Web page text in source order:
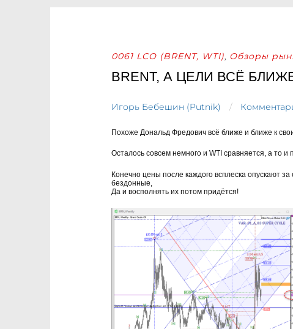
0061 LCO (BRENT, WTI), Обзоры
BRENT, А ЦЕЛИ ВСЁ
Игорь Бебешин (Putnik)
Похоже Дональд Фредович всё ближе и ближе к
Осталось совсем немного и WTI сравняется, а то и
Конечно цены после каждого всплеска опускают
бездонные,
Да и восполнять их потом придётся!